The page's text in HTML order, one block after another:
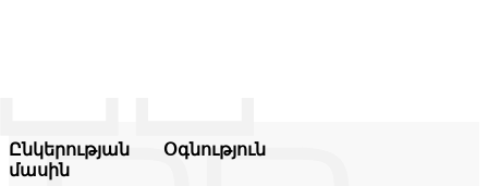
Ընկերության
մասին
Օգնություն